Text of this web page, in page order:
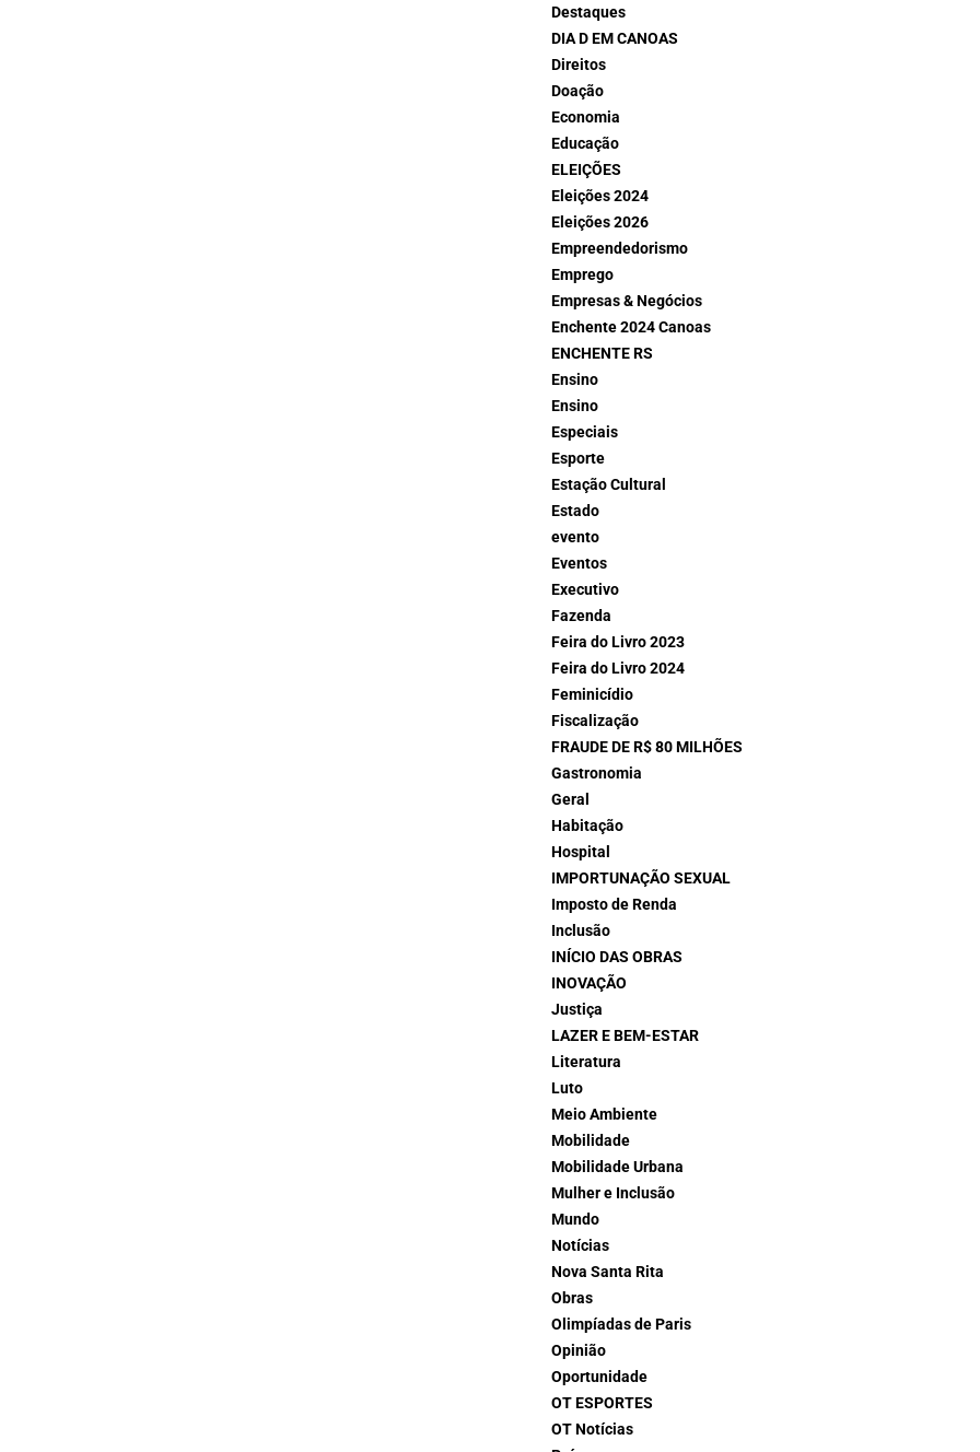
Destaques
DIA D EM CANOAS
Direitos
Doação
Economia
Educação
ELEIÇÕES
Eleições 2024
Eleições 2026
Empreendedorismo
Emprego
Empresas & Negócios
Enchente 2024 Canoas
ENCHENTE RS
Ensino
Ensino
Especiais
Esporte
Estação Cultural
Estado
evento
Eventos
Executivo
Fazenda
Feira do Livro 2023
Feira do Livro 2024
Feminicídio
Fiscalização
FRAUDE DE R$ 80 MILHÕES
Gastronomia
Geral
Habitação
Hospital
IMPORTUNAÇÃO SEXUAL
Imposto de Renda
Inclusão
INÍCIO DAS OBRAS
INOVAÇÃO
Justiça
LAZER E BEM-ESTAR
Literatura
Luto
Meio Ambiente
Mobilidade
Mobilidade Urbana
Mulher e Inclusão
Mundo
Notícias
Nova Santa Rita
Obras
Olimpíadas de Paris
Opinião
Oportunidade
OT ESPORTES
OT Notícias